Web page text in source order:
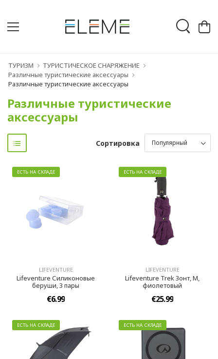
ТУРИЗМ
ТУРИСТИЧЕСКОЕ СНАРЯЖЕНИЕ
Различные туристические аксессуары
Различные туристические аксессуары
Различные туристические
аксессуары
Сортировка
ЕСТЬ НА СКЛАДЕ
LIFEVENTURE
Lifeventure Силиконовые
беруши, 3 пары
€6.99
ЕСТЬ НА СКЛАДЕ
LIFEVENTURE
Lifeventure Trek Зонт, M,
фиолетовый
€25.99
ЕСТЬ НА СКЛАДЕ ЕСТЬ НА СКЛАДЕ